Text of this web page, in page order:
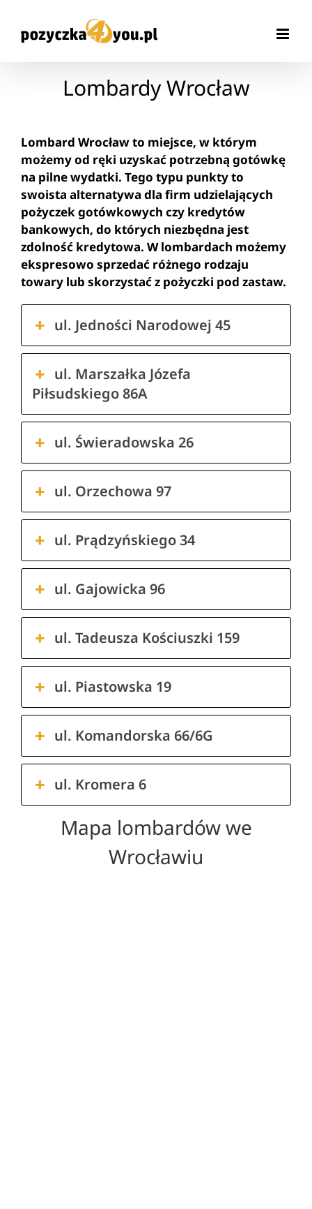
zawartości
Lombardy Wrocław
Lombard Wrocław to miejsce, w którym
możemy od ręki uzyskać potrzebną gotówkę
na pilne wydatki. Tego typu punkty to
swoista alternatywa dla firm udzielających
pożyczek gotówkowych czy kredytów
bankowych, do których niezbędna jest
zdolność kredytowa. W lombardach możemy
ekspresowo sprzedać różnego rodzaju
towary lub skorzystać z pożyczki pod zastaw.
ul. Jedności Narodowej 45
ul. Marszałka Józefa
Piłsudskiego 86A
ul. Świeradowska 26
ul. Orzechowa 97
ul. Prądzyńskiego 34
ul. Gajowicka 96
ul. Tadeusza Kościuszki 159
ul. Piastowska 19
ul. Komandorska 66/6G
ul. Kromera 6
Mapa lombardów we
Wrocławiu